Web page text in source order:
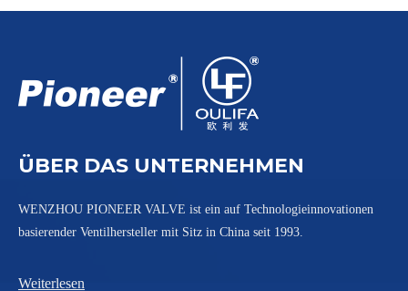
ÜBER DAS UNTERNEHMEN
WENZHOU PIONEER VALVE ist ein auf Technologieinnovationen
basierender Ventilhersteller mit Sitz in China seit 1993.
Weiterlesen